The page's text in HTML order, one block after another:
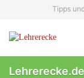
main
content
Tipps
Lehrerecke.de